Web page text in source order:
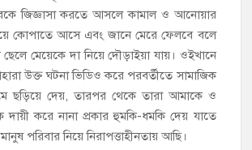
জিজ্ঞাসা করতে আসলে কামাল ও আনোয়ার
কোপাতে আসে এবং জানে মেরে ফেলবে বলে
মেয়েকে দা নিয়ে দৌড়াইয়া যায়। ওইখানে
উক্ত ঘটনা ভিডিও করে পরবর্তীতে সামাজিক
ছড়িয়ে দেয়, তারপর থেকে তারা আমাকে ও
দায়ী করে নানা প্রকার হুমকি-ধমকি দেয় যাতে
পরিবার নিয়ে নিরাপত্তাহীনতায় আছি।